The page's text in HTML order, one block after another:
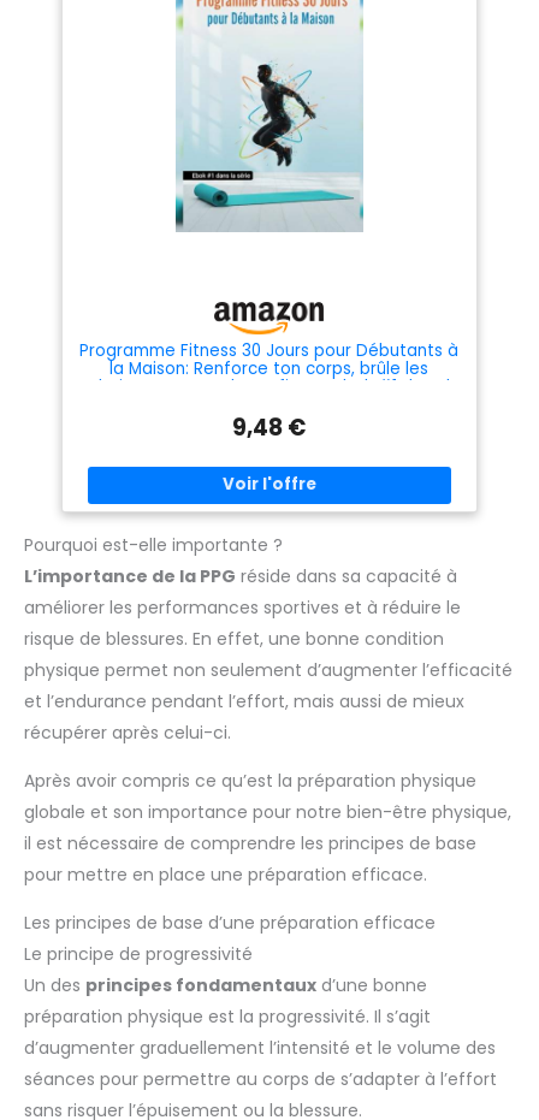
Programme Fitness 30 Jours pour Débutants à
la Maison: Renforce ton corps, brûle les
calories et reprends confiance Ebok #1 dans la
9,48 €
Pourquoi est-elle importante ?
L’importance de la PPG réside dans sa capacité à
améliorer les performances sportives et à réduire le
risque de blessures. En effet, une bonne condition
physique permet non seulement d’augmenter l’efficacité
et l’endurance pendant l’effort, mais aussi de mieux
récupérer après celui-ci.
Après avoir compris ce qu’est la préparation physique
globale et son importance pour notre bien-être physique,
il est nécessaire de comprendre les principes de base
pour mettre en place une préparation efficace.
Les principes de base d’une préparation efficace
Le principe de progressivité
Un des principes fondamentaux d’une bonne
préparation physique est la progressivité. Il s’agit
d’augmenter graduellement l’intensité et le volume des
séances pour permettre au corps de s’adapter à l’effort
sans risquer l’épuisement ou la blessure.